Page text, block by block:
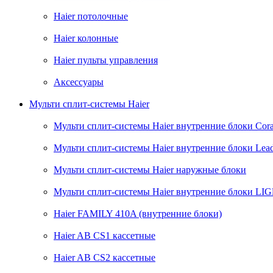
Haier потолочные
Haier колонные
Haier пульты управления
Аксессуары
Мульти сплит-системы Haier
Мульти сплит-системы Haier внутренние блоки
Мульти сплит-системы Haier внутренние блоки
Мульти сплит-системы Haier наружные блоки
Мульти сплит-системы Haier внутренние блоки
Haier FAMILY 410A (внутренние блоки)
Haier AB CS1 кассетные
Haier AB CS2 кассетные